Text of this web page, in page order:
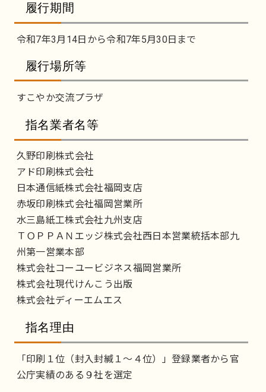
履行期間
令和7年3月14日から令和7年5月30日まで
履行場所等
すこやか交流プラザ
指名業者名等
久野印刷株式会社
アド印刷株式会社
日本通信紙株式会社福岡支店
赤坂印刷株式会社福岡営業所
水三島紙工株式会社九州支店
ＴＯＰＰＡＮエッジ株式会社西日本営業統括本部九
州第一営業本部
株式会社コーユービジネス福岡営業所
株式会社現代けんこう出版
株式会社ディーエムエス
指名理由
「印刷１位（封入封緘１～４位）」登録業者から官
公庁実績のある９社を選定